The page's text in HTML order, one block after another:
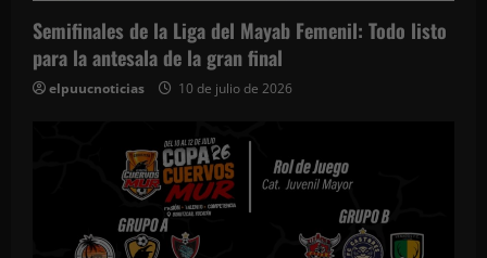
Semifinales de la Liga del Mayab Femenil: Todo listo
para la antesala de la gran final
elpuucnoticias 10 de julio de 2026